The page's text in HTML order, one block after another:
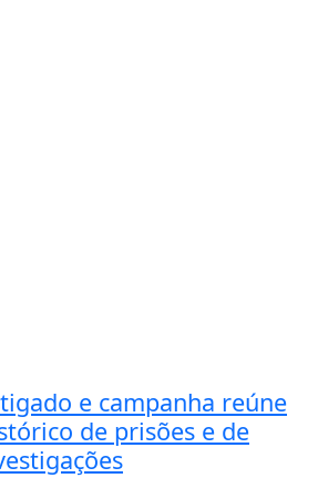
e campanha reúne
de prisões e de